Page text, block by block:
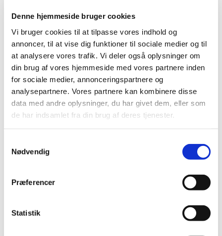
Denne hjemmeside bruger cookies
Vi bruger cookies til at tilpasse vores indhold og
annoncer, til at vise dig funktioner til sociale medier og til
at analysere vores trafik. Vi deler også oplysninger om
din brug af vores hjemmeside med vores partnere inden
for sociale medier, annonceringspartnere og
analysepartnere. Vores partnere kan kombinere disse
data med andre oplysninger, du har givet dem, eller som
de har indsamlet fra din brug af deres tjenester.
Nødvendig
Præferencer
Statistik
BigBuffer er fællesskab for unge mellem 18 og 27 år. Der
arbejdes på at få gode og sunde relationer til andre unge,
hver gang vil der være tid til at dykke ned i biblen - men
også tid til at tale sammen, hygge sammen og lave sjove
aktiviteter.
Du er velkommen uanset om du har din daglige gang i
Sønderborg Frikirke eller ej.